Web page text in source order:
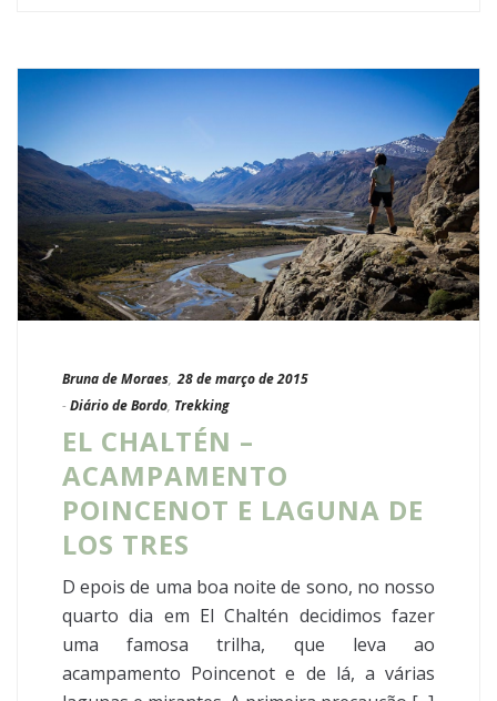
Bruna de Moraes, 28 de março de 2015
- Diário de Bordo, Trekking
EL CHALTÉN –
ACAMPAMENTO
POINCENOT E LAGUNA DE
LOS TRES
D epois de uma boa noite de sono, no nosso
quarto dia em El Chaltén decidimos fazer
uma famosa trilha, que leva ao
acampamento Poincenot e de lá, a várias